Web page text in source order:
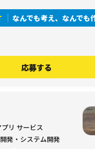
なんでも考え、なんでも
応募する
リ サービス
発・システム開発